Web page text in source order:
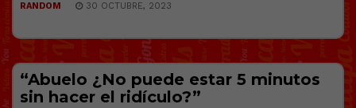
RANDOM 30 OCTUBRE, 2023
“Abuelo ¿No puede estar 5 minutos
sin hacer el ridículo?”